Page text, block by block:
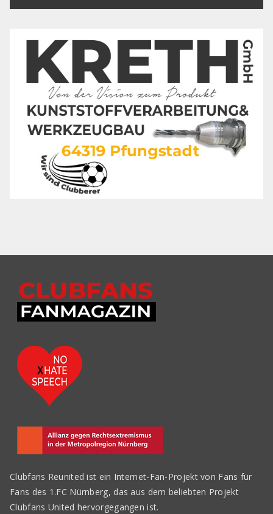
Clubfans Reunited ist ein Internet-Fan-Projekt von Fans für
Fans des 1.FC Nürnberg, das aus dem beliebten Projekt
Clubfans United hervorgegangen ist.